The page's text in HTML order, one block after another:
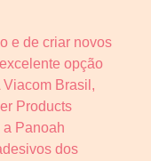
e de criar novos
opção
Brasil,
Products
a Panoah
dos